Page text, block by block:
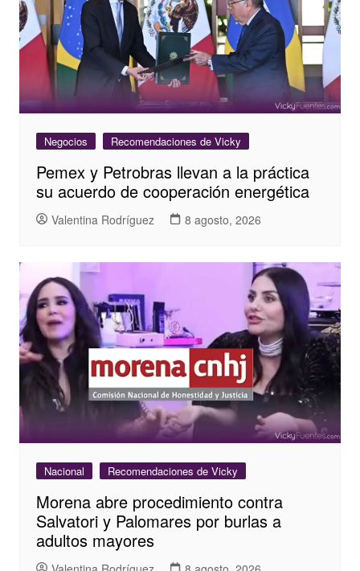
Negocios Recomendaciones de Vicky
Pemex y Petrobras llevan a la práctica
su acuerdo de cooperación energética
Valentina Rodríguez 8 agosto, 2026
Nacional Recomendaciones de Vicky
Morena abre procedimiento contra
Salvatori y Palomares por burlas a
adultos mayores